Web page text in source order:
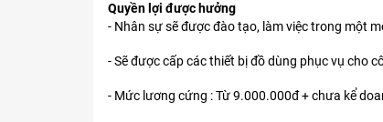
Quyền lợi được hưởng
- Nhân sự sẽ được đào tạo, làm việc trong một
- Sẽ được cấp các thiết bị đồ dùng phục vụ cho
- Mức lương cứng : Từ 9.000.000đ + chưa kể